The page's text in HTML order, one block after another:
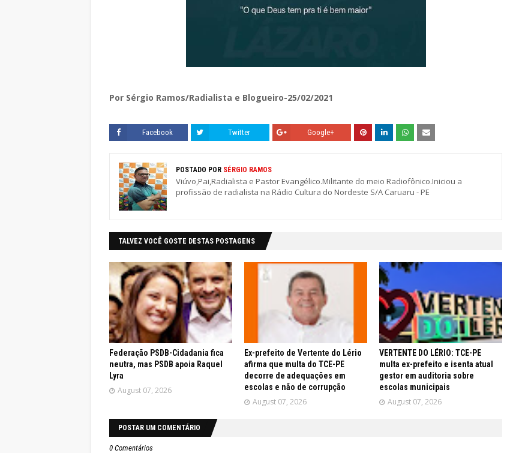
Por Sérgio Ramos/Radialista e Blogueiro-25/02/2021
Facebook Twitter Google+
POSTADO POR SÉRGIO RAMOS
Viúvo,Pai,Radialista e Pastor Evangélico.Militante do meio Radiofônico.Iniciou a
profissão de radialista na Rádio Cultura do Nordeste S/A Caruaru - PE
TALVEZ VOCÊ GOSTE DESTAS POSTAGENS
Federação PSDB-Cidadania fica
neutra, mas PSDB apoia Raquel
Lyra
August 07, 2026
Ex-prefeito de Vertente do Lério
afirma que multa do TCE-PE
decorre de adequações em
escolas e não de corrupção
August 07, 2026
VERTENTE DO LÉRIO: TCE-PE
multa ex-prefeito e isenta atual
gestor em auditoria sobre
escolas municipais
August 07, 2026
POSTAR UM COMENTÁRIO
0 Comentários